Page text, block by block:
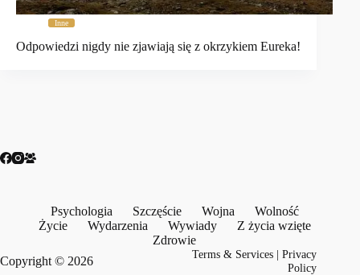
Inne
Odpowiedzi nigdy nie zjawiają się z okrzykiem Eureka!
Psychologia Szczęście Wojna
Wolność
Życie
Wydarzenia Wywiady
Z życia wzięte
Zdrowie
Copyright © 2026
Terms & Services |Privacy
Policy